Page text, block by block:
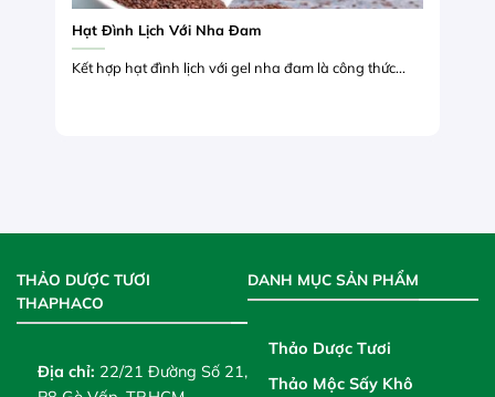
Hạt Đình Lịch Với Nha Đam
Kết hợp hạt đình lịch với gel nha đam là công thức...
THẢO DƯỢC TƯƠI
THAPHACO
Địa chỉ: 22/21 Đường Số 21,
DANH MỤC SẢN PHẨM
Thảo Dược Tươi
Thảo Mộc Sấy Khô